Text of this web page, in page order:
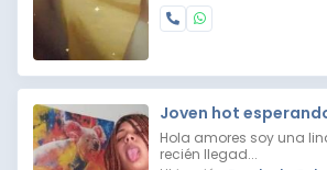
Joven hot
Hola amores soy una
recién llegad...